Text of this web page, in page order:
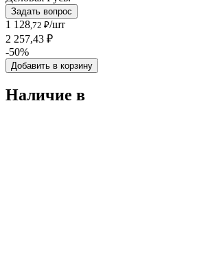
Задать вопрос
1 128 ,72 ₽/шт
2 257,43 ₽
-50%
Добавить в корзину
Наличие в